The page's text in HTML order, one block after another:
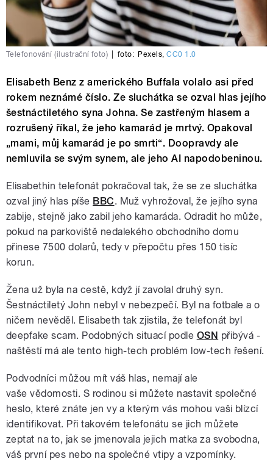
Telefonování (ilustrační foto) foto: Pexels,CC0 1.0
Elisabeth Benz z amerického Buffala volalo asi před
rokem neznámé číslo. Ze sluchátka se ozval hlas jejího
šestnáctiletého syna Johna. Se zastřeným hlasem a
rozrušený říkal, že jeho kamarád je mrtvý. Opakoval
„mami, můj kamarád je po smrti“. Doopravdy ale
nemluvila se svým synem, ale jeho AI napodobeninou.
Elisabethin telefonát pokračoval tak, že se ze sluchátka
ozval jiný hlas píše BBC. Muž vyhrožoval, že jejího syna
zabije, stejně jako zabil jeho kamaráda. Odradit ho může,
pokud na parkoviště nedalekého obchodního domu
přinese 7500 dolarů, tedy v přepočtu přes 150 tisíc
korun.
Žena už byla na cestě, když jí zavolal druhý syn.
Šestnáctiletý John nebyl v nebezpečí. Byl na fotbale a o
ničem nevěděl. Elisabeth tak zjistila, že telefonát byl
deepfake scam. Podobných situací podle OSN přibývá -
naštěstí má ale tento high-tech problém low-tech řešení.
Podvodníci můžou mít váš hlas, nemají ale
vaše vědomosti. S rodinou si můžete nastavit společné
heslo, které znáte jen vy a kterým vás mohou vaši blízcí
identifikovat. Při takovém telefonátu se jich můžete
zeptat na to, jak se jmenovala jejich matka za svobodna,
váš první pes nebo na společné vtipy a vzpomínky.